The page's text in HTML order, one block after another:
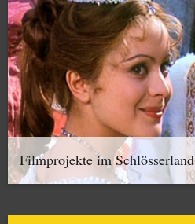
Filmprojekte im Schlösserland